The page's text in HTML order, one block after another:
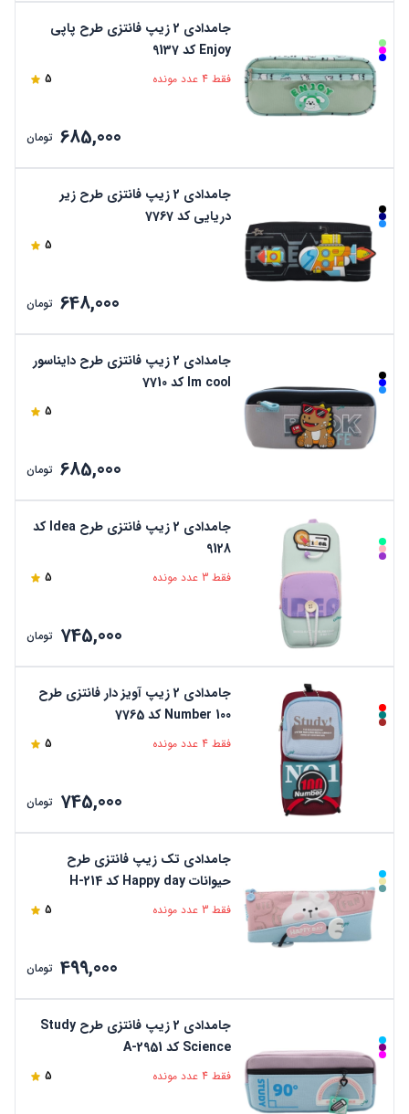
جامدادی 2 زیپ فانتزی طرح پاپی
Enjoy کد 9137
فقط 4 عدد مونده 5
685,000 تومان
جامدادی 2 زیپ فانتزی طرح زیر
دریایی کد 7767
5
648,000 تومان
جامدادی 2 زیپ فانتزی طرح دایناسور
Im cool کد 7710
5
685,000 تومان
جامدادی 2 زیپ فانتزی طرح Idea کد
9128
فقط 3 عدد مونده 5
745,000 تومان
جامدادی 2 زیپ آویز دار فانتزی طرح
Number 100 کد 7765
فقط 4 عدد مونده 5
745,000 تومان
جامدادی تک زیپ فانتزی طرح
حیوانات Happy day کد H-214
فقط 3 عدد مونده 5
499,000 تومان
جامدادی 2 زیپ فانتزی طرح Study
Science کد A-2951
فقط 4 عدد مونده 5